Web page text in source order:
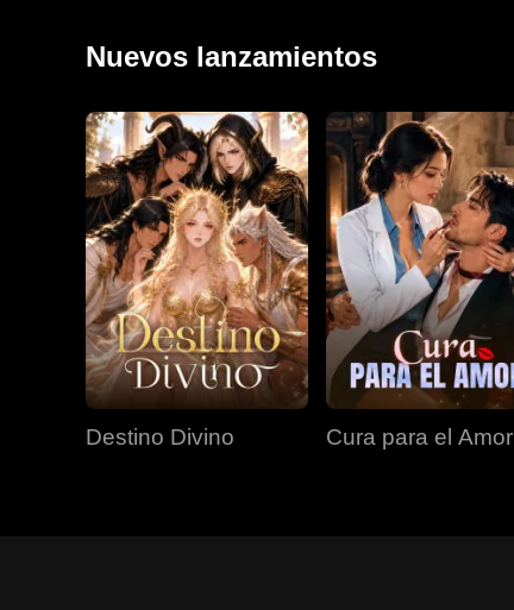
Nuevos lanzamientos
Destino Divino Cura para el Amor